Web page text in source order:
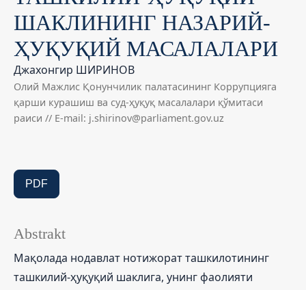
ШАКЛИНИНГ НАЗАРИЙ-
ҲУҚУҚИЙ МАСАЛАЛАРИ
Джахонгир ШИРИНОВ
Олий Мажлис Қонунчилик палатасининг Коррупцияга
қарши курашиш ва суд-ҳуқуқ масалалари қўмитаси
раиси // E-mail: j.shirinov@parliament.gov.uz
PDF
Abstrakt
Мақолада нодавлат нотижорат ташкилотининг
ташкилий-ҳуқуқий шаклига, унинг фаолияти